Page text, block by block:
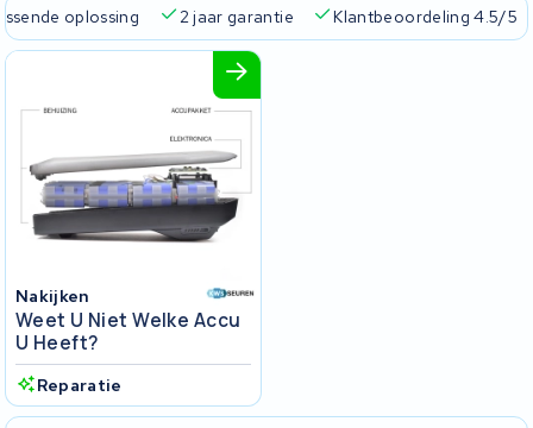
oplossing 2 jaar garantie Klantbeoordeling 4.5/5
Nakijken
Weet U Niet Welke Accu
U Heeft?
Reparatie